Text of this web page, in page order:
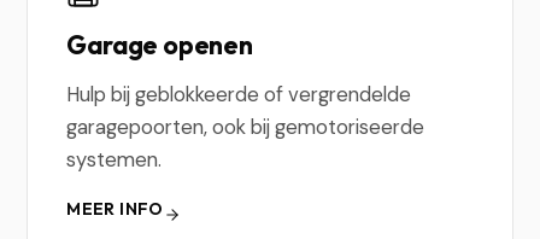
Garage openen
Hulp bij geblokkeerde of vergrendelde
garagepoorten, ook bij gemotoriseerde
systemen.
MEER INFO